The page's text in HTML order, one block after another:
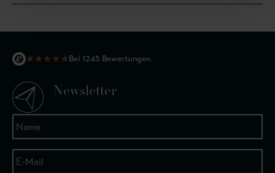
★★★★★Bei 1245 Bewertungen
Newsletter